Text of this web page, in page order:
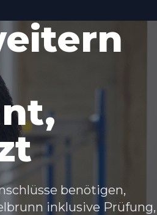
benötigen,
inklusive Prüfung,